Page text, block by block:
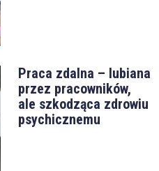
Praca zdalna – lubiana
przez pracowników,
ale szkodząca zdrowiu
psychicznemu